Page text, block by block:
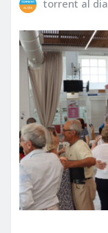
torrent al dia